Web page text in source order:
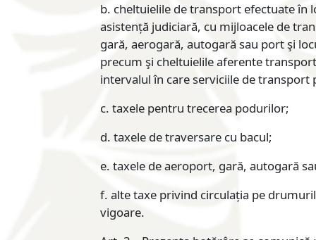
b. cheltuielile de transport efectuate în
asistență judiciară, cu mijloacele de
gară, aerogară, autogară sau port şi
precum şi cheltuielile aferente
intervalul în care serviciile de
c. taxele pentru trecerea podurilor;
d. taxele de traversare cu bacul;
e. taxele de aeroport, gară, autogară
f. alte taxe privind circulația pe
vigoare.